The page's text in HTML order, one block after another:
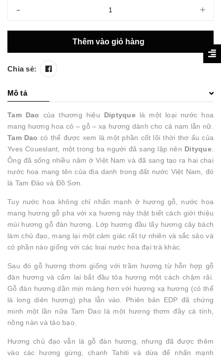
- +
Thêm vào giỏ hàng
Chia sẻ:
Mô tả
Tam Dao của thương hiệu Diptyquelà một loại nước hoa
mang hương hoa cỏ – gỗ – xạ hương dành cho cả nam lẫn nữ.
Tam Dao có thể được xem là một phần cốt lõi thời thơ ấu của
Yves Coueslant, một trong ba người đã sang lập nên Dityque.
Ông đã sống nhiều năm ở Việt Nam và đã sang tạo ra hai chai
nước hoa mang tên của địa danh trong đất nước Việt Nam, đó
là Tam Đảo và Đồ Sơn.
Tuy nước hoa không chỉ nhấn mạnh ở hương gỗ, nước hoa
mang hương gỗ pha với xạ hương này thật biết cách giới thiệu
mùi hương gỗ đàn hương. Lớp hương đầu lấy hương cây bách
làm chủ đạo, mang lại một cảm giác rất tự nhiên và sắc sảo và
có phần nào giống với các loại nước hoa đại trà khác.
Sau đó gỗ hương thơm giống với trầm hương từ hỗn hợp gỗ
đàn hương và cẩm lai bắt đầu tỏa hương một cách chậm rãi.
Gỗ đàn hương dần mịn màng hơn với hương xạ hương (có thể
là long diên hương) pha lẫn vào. Phiên bản EDP đã chứng
minh một lần nữa Tam Dao là một hương thơm đầy cá tính,
nồng nàn và táo bạo.
Hương chủ đạo vẫn là gỗ đàn hương, nhưng đã được thêm
vào các hương gừng, chanh Tahiti và dừa để nhấn mạnh